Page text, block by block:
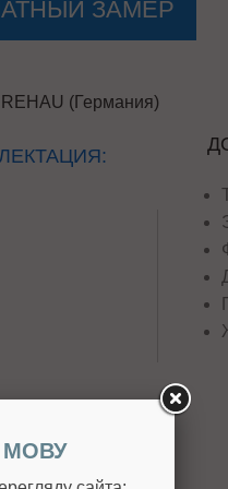
ЗАМЕР
(Германия)
МОВУ